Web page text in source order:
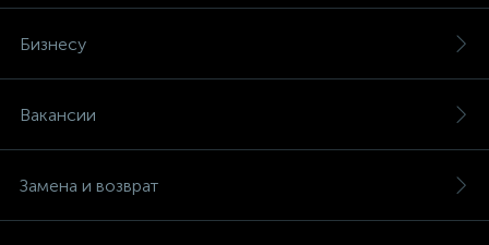
Бизнесу
Вакансии
Замена и возврат